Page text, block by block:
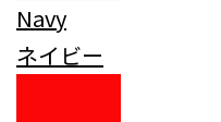
Navy
ネイビー